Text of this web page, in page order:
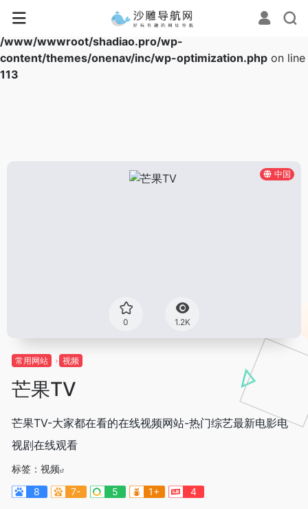
Warning
: Array to string conversion in
/www/wwwroot/shadiao.pro/wp-
content/themes/onenav/inc/wp-optimization.php on line
113
中国
0 1.2K
常用网站 视频
芒果TV
芒果TV-大家都在看的在线视频网站-热门综艺最新电影电
视剧在线观看
标签： 视频
8
7- 5 1+ 4